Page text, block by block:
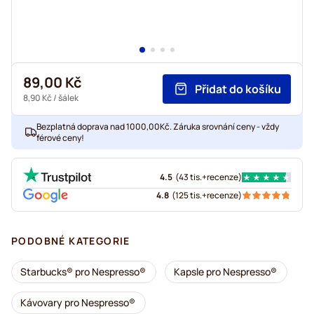
89,00 Kč
8,90 Kč / šálek
Přidat do košíku
Bezplatná doprava nad 1000,00Kč. Záruka srovnání ceny - vždy
férové ceny!
4.5 (43 tis.+recenze)
4.8 (125 tis.+recenze)
PODOBNÉ KATEGORIE
Starbucks® pro Nespresso® Kapsle pro Nespresso®
Kávovary pro Nespresso®